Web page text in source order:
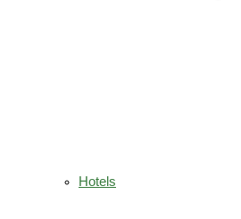
Hotels